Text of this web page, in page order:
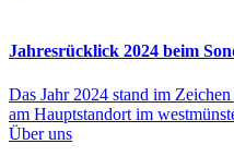
Jahresrücklick 2024 beim
Das Jahr 2024 stand im
am Hauptstandort im
Über uns